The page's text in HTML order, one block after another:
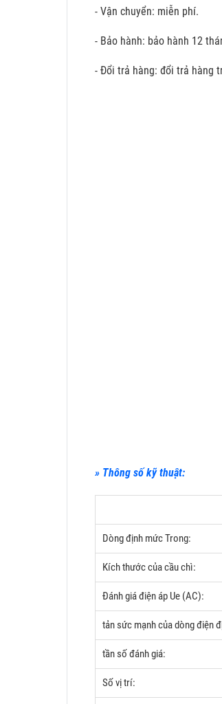
- Vận chuyển: miễn phí.
- Bảo hành: bảo hành 12
- Đổi trả hàng: đổi trả hàng
» Thông số kỹ thuật:
Dòng định mức Trong:
Kích thước của cầu chì:
Đánh giá điện áp Ue (AC):
tản sức mạnh của dòng điện
tần số đánh giá:
Số vị trí: